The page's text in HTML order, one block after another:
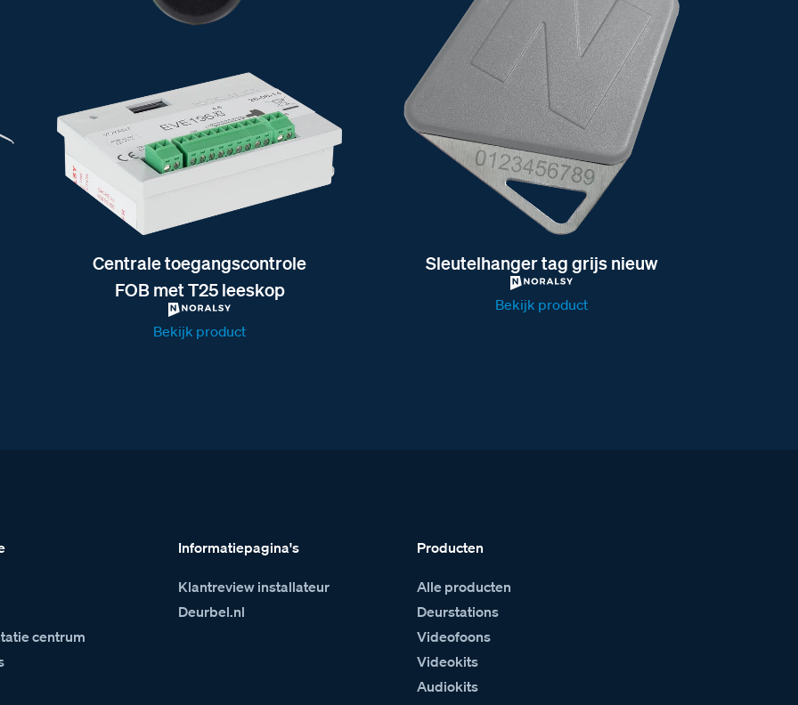
Centrale toegangscontrole
FOB met T25 leeskop
Bekijk product
Sleutelhanger tag grijs nieuw
Bekijk product
centrum
Informatiepagina's
Klantreview installateur
Deurbel.nl
Producten
Alle producten
Deurstations
Videofoons
Videokits
Audiokits